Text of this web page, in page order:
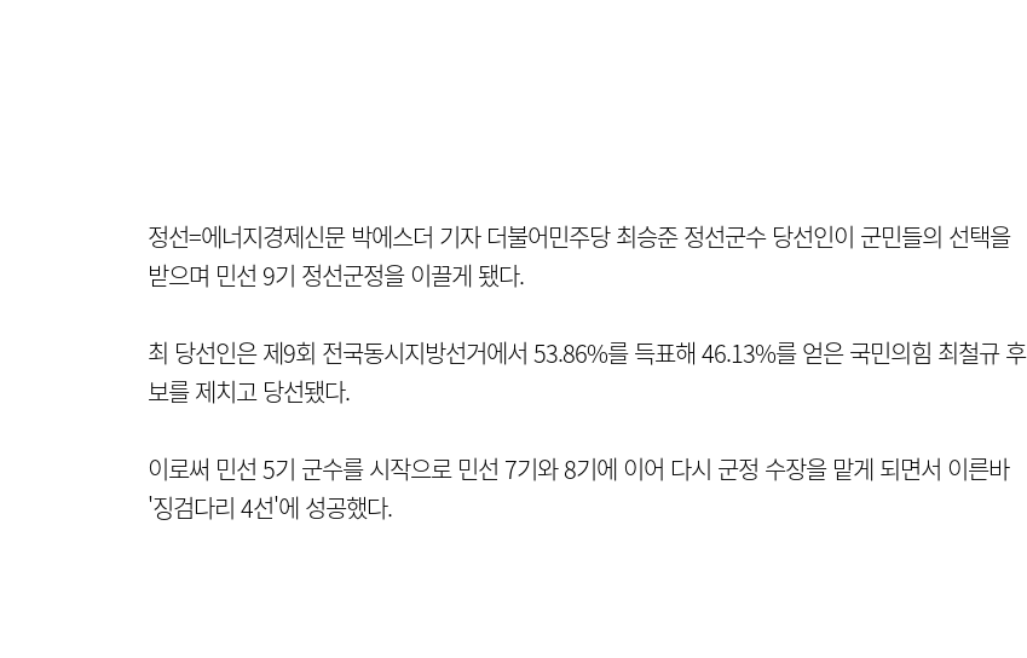
정선=에너지경제신문 박에스더 기자 더불어민주당 최승준 정선군수 당선인이 군민들의 선택을
받으며 민선 9기 정선군정을 이끌게 됐다.
최 당선인은 제9회 전국동시지방선거에서 53.86%를 득표해 46.13%를 얻은 국민의힘 최철규 후
보를 제치고 당선됐다.
이로써 민선 5기 군수를 시작으로 민선 7기와 8기에 이어 다시 군정 수장을 맡게 되면서 이른바
'징검다리 4선'에 성공했다.